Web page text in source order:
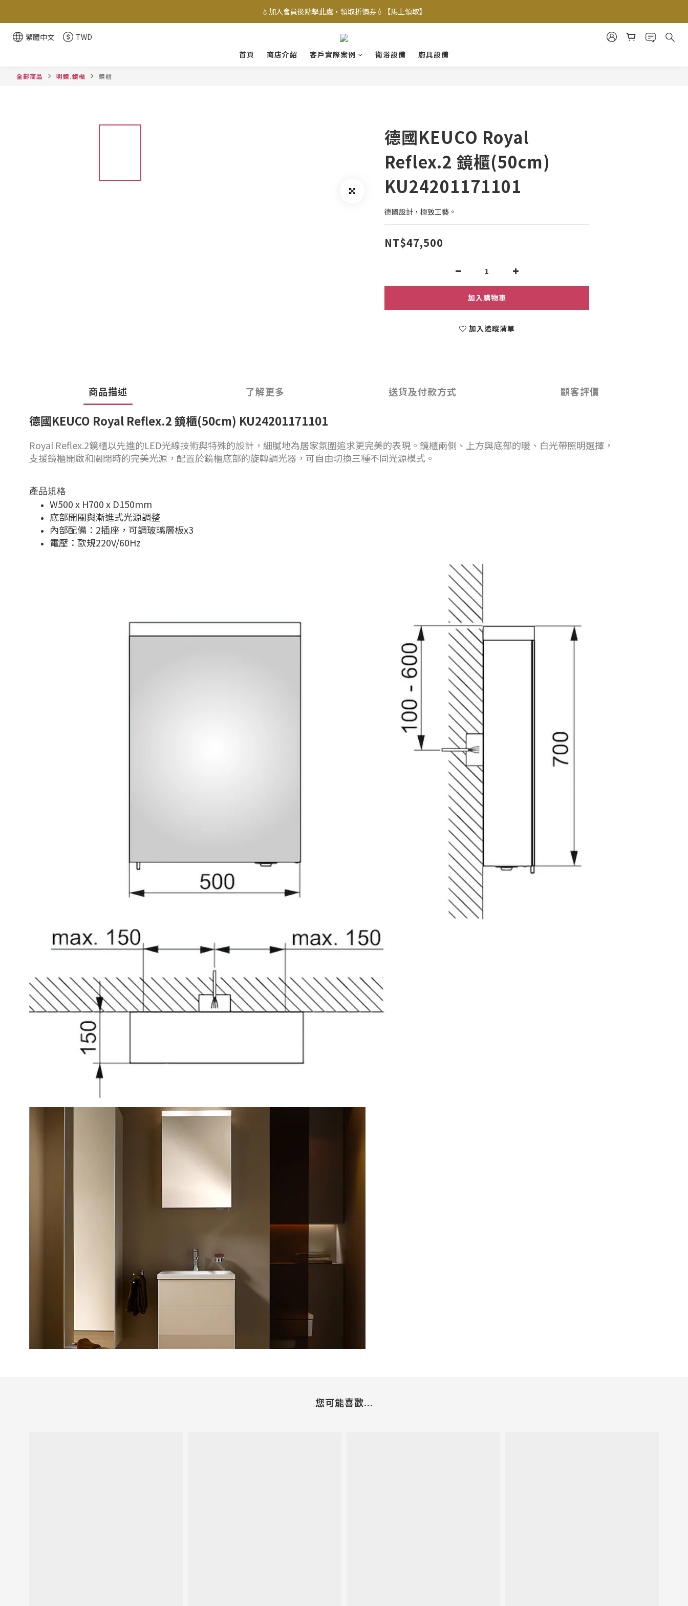
💧加入會員後點擊此處，領取折價券💧【馬上領取】
繁體中文
TWD
首頁
商店介紹 客戶實際案例 衛浴設備 廚具設備
全部商品 明鏡.鏡櫃 鏡櫃
德國KEUCO Royal
Reflex.2 鏡櫃(50cm)
KU24201171101
德國設計，極致工藝。
NT$47,500
加入購物車
加入追蹤清單
商品描述 了解更多 送貨及付款方式 顧客評價
德國KEUCO Royal Reflex.2 鏡櫃(50cm) KU24201171101
Royal Reflex.2鏡櫃以先進的LED光線技術與特殊的設計，細膩地為居家氛圍追求更完美的表現。鏡櫃兩側、上方與底部的暖、白光帶照明選擇，
支援鏡櫃開啟和關閉時的完美光源，配置於鏡櫃底部的旋轉調光器，可自由切換三種不同光源模式。
產品規格
W500 x H700 x D150mm
底部開關與漸進式光源調整
內部配備：2插座，可調玻璃層板x3
電壓：歐規220V/60Hz
您可能喜歡...